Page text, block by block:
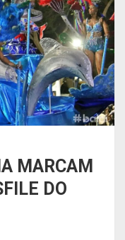
MARCAM
DO